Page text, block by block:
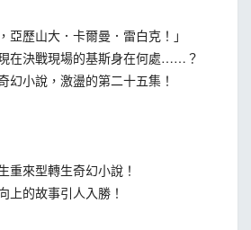
歷山大．卡爾曼．雷白克！」
決戰現場的基斯身在何處……？
小說，激盪的第二十五集！
來型轉生奇幻小說！
的故事引人入勝！